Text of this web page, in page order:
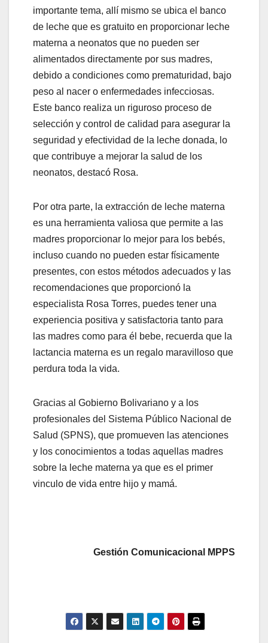
importante tema, allí mismo se ubica el banco
de leche que es gratuito en proporcionar leche
materna a neonatos que no pueden ser
alimentados directamente por sus madres,
debido a condiciones como prematuridad, bajo
peso al nacer o enfermedades infecciosas.
Este banco realiza un riguroso proceso de
selección y control de calidad para asegurar la
seguridad y efectividad de la leche donada, lo
que contribuye a mejorar la salud de los
neonatos, destacó Rosa.
Por otra parte, la extracción de leche materna
es una herramienta valiosa que permite a las
madres proporcionar lo mejor para los bebés,
incluso cuando no pueden estar físicamente
presentes, con estos métodos adecuados y las
recomendaciones que proporcionó la
especialista Rosa Torres, puedes tener una
experiencia positiva y satisfactoria tanto para
las madres como para él bebe, recuerda que la
lactancia materna es un regalo maravilloso que
perdura toda la vida.
Gracias al Gobierno Bolivariano y a los
profesionales del Sistema Público Nacional de
Salud (SPNS), que promueven las atenciones
y los conocimientos a todas aquellas madres
sobre la leche materna ya que es el primer
vinculo de vida entre hijo y mamá.
Gestión Comunicacional MPPS